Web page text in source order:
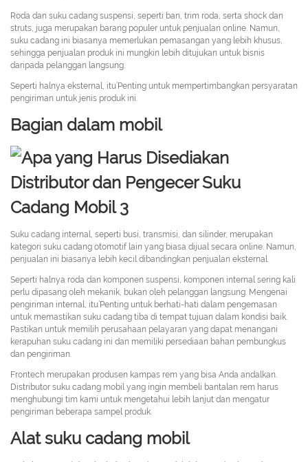
Roda dan suku cadang suspensi, seperti ban, trim roda, serta shock dan
struts, juga merupakan barang populer untuk penjualan online. Namun,
suku cadang ini biasanya memerlukan pemasangan yang lebih khusus,
sehingga penjualan produk ini mungkin lebih ditujukan untuk bisnis
daripada pelanggan langsung.
Seperti halnya eksternal, itu’Penting untuk mempertimbangkan persyaratan
pengiriman untuk jenis produk ini.
Bagian dalam mobil
Suku cadang internal, seperti busi, transmisi, dan silinder, merupakan
kategori suku cadang otomotif lain yang biasa dijual secara online. Namun,
penjualan ini biasanya lebih kecil dibandingkan penjualan eksternal.
Seperti halnya roda dan komponen suspensi, komponen internal sering kali
perlu dipasang oleh mekanik, bukan oleh pelanggan langsung. Mengenai
pengiriman internal, itu’Penting untuk berhati-hati dalam pengemasan
untuk memastikan suku cadang tiba di tempat tujuan dalam kondisi baik.
Pastikan untuk memilih perusahaan pelayaran yang dapat menangani
kerapuhan suku cadang ini dan memiliki persediaan bahan pembungkus
dan pengiriman.
Frontech merupakan produsen kampas rem yang bisa Anda andalkan.
Distributor suku cadang mobil yang ingin membeli bantalan rem harus
menghubungi tim kami untuk mengetahui lebih lanjut dan mengatur
pengiriman beberapa sampel produk.
Alat suku cadang mobil